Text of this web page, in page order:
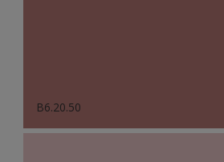
B6.20.50